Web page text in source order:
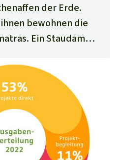
der Erde.
bewohnen die
Ein Staudamm
Tiere – und
Noch können wir